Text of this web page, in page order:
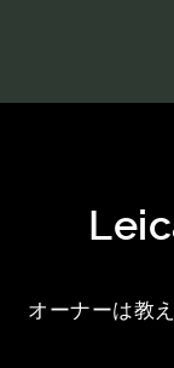
オーナーは教